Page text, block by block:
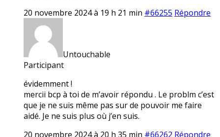
20 novembre 2024 à 19 h 21 min #66255 Répondre
Untouchable
Participant
évidemment !
mercii bcp à toi de m’avoir répondu . Le problm c’est
que je ne suis même pas sur de pouvoir me faire
aidé. Je ne suis plus où j’en suis.
20 novembre 2024 à 20 h 35 min #66262 Répondre